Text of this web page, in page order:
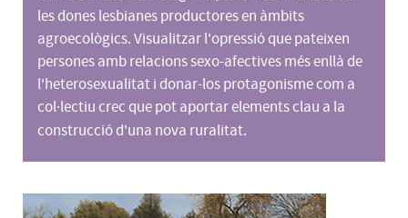
les dones lesbianes productores en àmbits
agroecològics. Visualitzar l'opressió que pateixen
persones amb relacions sexo-afectives més enllà de
l'heterosexualitat i donar-los protagonisme com a
col·lectiu crec que pot aportar elements clau a la
construcció d'una nova ruralitat.